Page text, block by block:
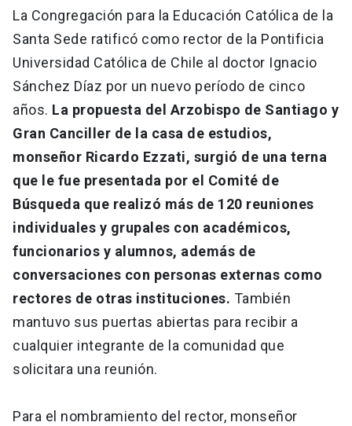
La Congregación para la Educación Católica de la
Santa Sede ratificó como rector de la Pontificia
Universidad Católica de Chile al doctor Ignacio
Sánchez Díaz por un nuevo período de cinco
años. La propuesta del Arzobispo de Santiago y
Gran Canciller de la casa de estudios,
monseñor Ricardo Ezzati, surgió de una terna
que le fue presentada por el Comité de
Búsqueda que realizó más de 120 reuniones
individuales y grupales con académicos,
funcionarios y alumnos, además de
conversaciones con personas externas como
rectores de otras instituciones. También
mantuvo sus puertas abiertas para recibir a
cualquier integrante de la comunidad que
solicitara una reunión.
Para el nombramiento del rector, monseñor